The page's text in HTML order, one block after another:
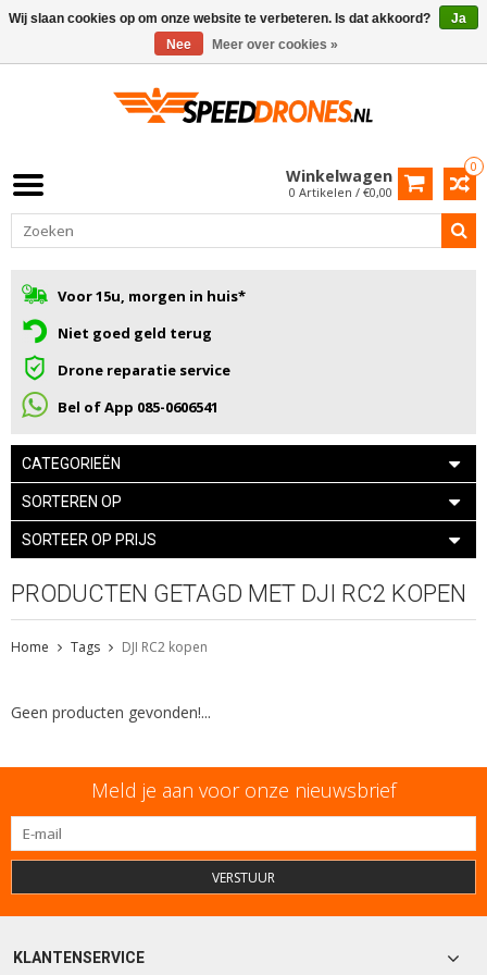
0
Winkelwagen
0 Artikelen / €0,00
Voor 15u, morgen in huis*
Niet goed geld terug
Drone reparatie service
Bel of App 085-0606541
CATEGORIEËN
SORTEREN OP
SORTEER OP PRIJS
PRODUCTEN GETAGD MET DJI RC2 KOPEN
Home Tags DJI RC2 kopen
Geen producten gevonden!...
Meld je aan voor onze nieuwsbrief
VERSTUUR
KLANTENSERVICE
Wij slaan cookies op om onze website te verbeteren. Is dat akkoord?
Ja
Nee
Meer over cookies »